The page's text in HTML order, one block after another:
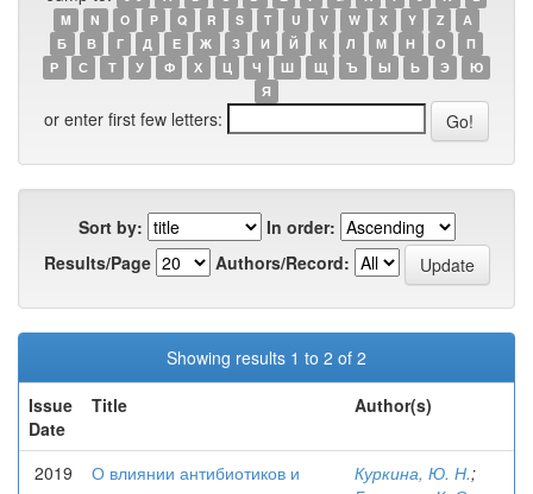
M
N O P Q R S T U V W X Y Z
А
Б
В Г Д Е Ж З И Й К Л М Н О
П
Р
С Т У Ф Х Ц Ч Ш Щ Ъ Ы Ь Э
Ю
Я
or enter first few letters:
Sort by:
In order:
Results/Page
Authors/Record:
Showing results 1 to 2 of 2
Issue
Date
Title Author(s)
2019
О влиянии антибиотиков и
Куркина, Ю. Н.;